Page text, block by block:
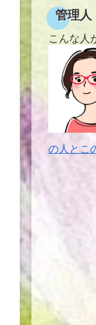
管理人
こんな人
の人とこ